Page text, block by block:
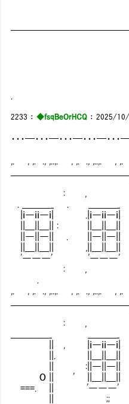
し
2233 ：◆fsqBeOrHCQ ：2025/10/
・・・━・・・━・・・━・・・━・・
＿＿＿＿＿＿＿＿＿＿＿
.
: ,
|ｉ―ｉｉ―ｉ| .|ｉ―ｉｉ
||＿||＿|| : ||＿||
||―||―|| .
'―――'
: ,
＿＿＿＿＿＿＿＿＿＿＿
.
: ,
＿＿＿＿_ ＿＿
|| , |ｉ―ｉｉ―ｉ|
||. ||＿||＿||
|| :||―||―||
O || ' ||＿||
===. ||
|| ;;